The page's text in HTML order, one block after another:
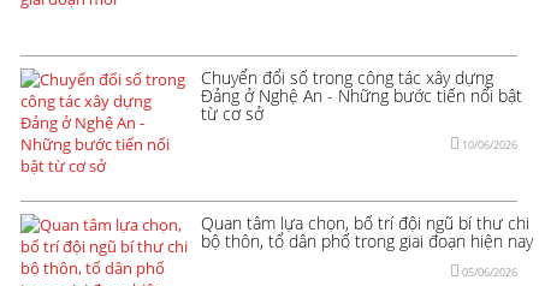
Chuyển đổi số trong công tác xây dựng
Đảng ở Nghệ An - Những bước tiến nổi bật
từ cơ sở
10/06/2026
Quan tâm lựa chọn, bố trí đội ngũ bí thư chi
bộ thôn, tổ dân phố trong giai đoạn hiện nay
05/06/2026